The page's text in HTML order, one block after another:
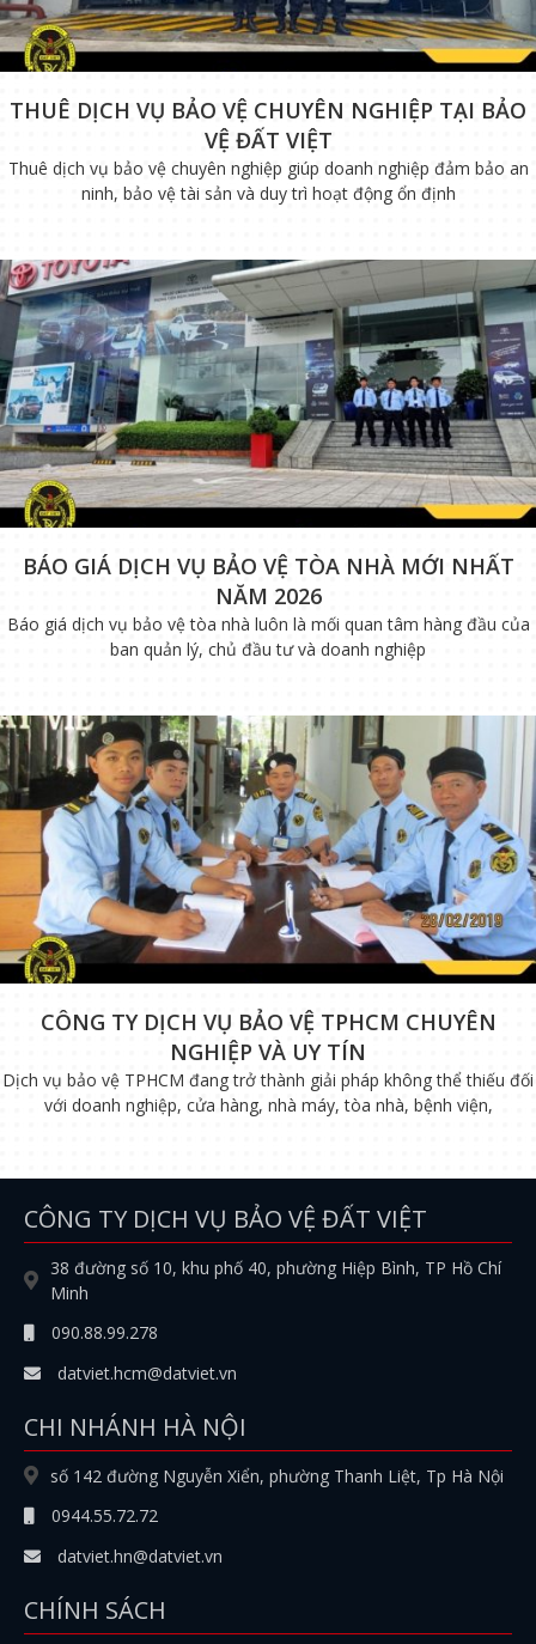
THUÊ DỊCH VỤ BẢO VỆ CHUYÊN NGHIỆP TẠI BẢO
VỆ ĐẤT VIỆT
Thuê dịch vụ bảo vệ chuyên nghiệp giúp doanh nghiệp đảm bảo an
ninh, bảo vệ tài sản và duy trì hoạt động ổn định
BÁO GIÁ DỊCH VỤ BẢO VỆ TÒA NHÀ MỚI NHẤT
NĂM 2026
Báo giá dịch vụ bảo vệ tòa nhà luôn là mối quan tâm hàng đầu của
ban quản lý, chủ đầu tư và doanh nghiệp
CÔNG TY DỊCH VỤ BẢO VỆ TPHCM CHUYÊN
NGHIỆP VÀ UY TÍN
Dịch vụ bảo vệ TPHCM đang trở thành giải pháp không thể thiếu đối
với doanh nghiệp, cửa hàng, nhà máy, tòa nhà, bệnh viện,
CÔNG TY DỊCH VỤ BẢO VỆ ĐẤT VIỆT
38 đường số 10, khu phố 40, phường Hiệp Bình, TP Hồ Chí
Minh
090.88.99.278
datviet.hcm@datviet.vn
CHI NHÁNH HÀ NỘI
số 142 đường Nguyễn Xiển, phường Thanh Liệt, Tp Hà Nội
0944.55.72.72
datviet.hn@datviet.vn
CHÍNH SÁCH